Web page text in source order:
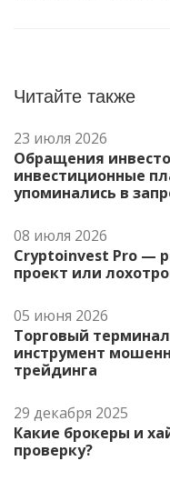
Читайте также
23 июля 2026
Обращения
инвестиционные
упоминались в
08 июля 2026
Cryptoinvest Pro —
проект или
05 июня 2026
Торговый
инструмент
трейдинга
29 декабря 2025
Какие брокеры и
проверку?